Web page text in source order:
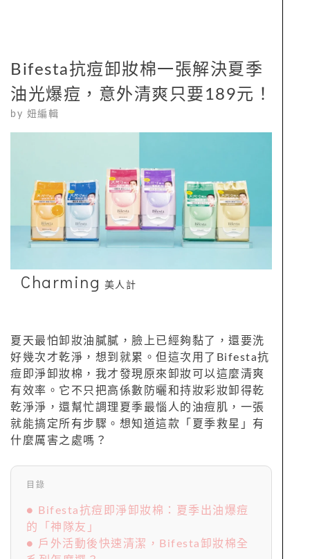
Bifesta抗痘卸妝棉一張解決夏季
油光爆痘，意外清爽只要189元！
by 妞編輯
Charming 美人計
夏天最怕卸妝油膩膩，臉上已經夠黏了，還要洗
好幾次才乾淨，想到就累。但這次用了Bifesta抗
痘即淨卸妝棉，我才發現原來卸妝可以這麼清爽
有效率。它不只把高係數防曬和持妝彩妝卸得乾
乾淨淨，還幫忙調理夏季最惱人的油痘肌，一張
就能搞定所有步驟。想知道這款「夏季救星」有
什麼厲害之處嗎？
目錄
● Bifesta抗痘即淨卸妝棉：夏季出油爆痘
的「神隊友」
● 戶外活動後快速清潔，Bifesta卸妝棉全